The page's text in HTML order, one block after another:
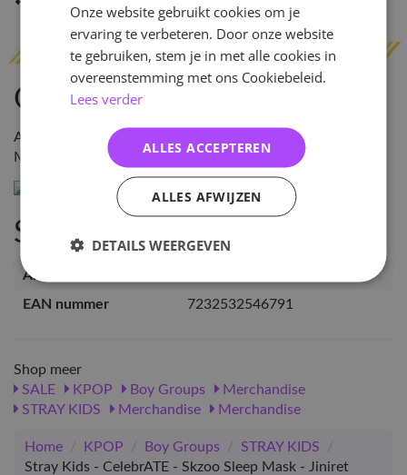
Omschrijving
Afmetingen : 20 x 10 cm
Materiaal : Polyester
Specificaties
Artikelnummer
EAN nummer
7232532546791
Shop meer
SALE
KPOP Boy Groups
Merchandise
STRAY KIDS
Merchandise Merchandise
Home / KPOP / Boy Groups / STRAY KIDS
/
Stray Kids - CelebrATE - Skzoo Sleep Mask - Jiniret
Onze website gebruikt cookies om je
ervaring te verbeteren. Door onze website
te gebruiken, stem je in met alle cookies in
overeenstemming met ons Cookiebeleid.
Lees verder
ALLES ACCEPTEREN
ALLES AFWIJZEN
DETAILS WEERGEVEN